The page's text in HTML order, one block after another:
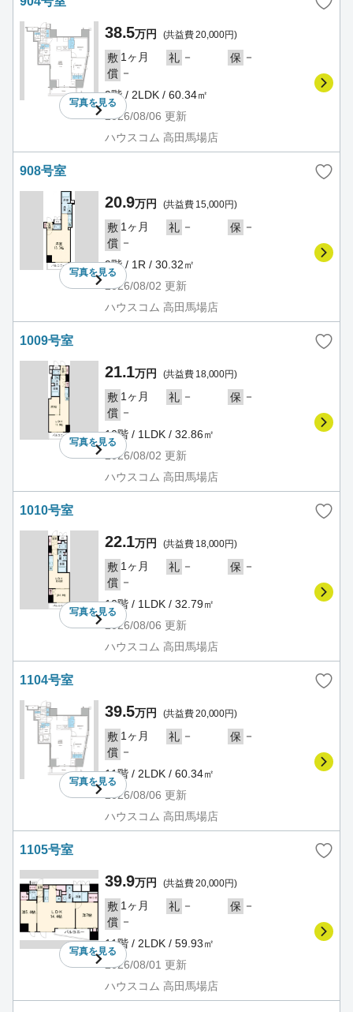
写真を見る
38.5万円 (共益費 20,000円)
敷 1ヶ月 礼 － 保 －
償 －
9階 / 2LDK / 60.34㎡
2026/08/06 更新
ハウスコム 高田馬場店
908号室
写真を見る
20.9万円 (共益費 15,000円)
敷 1ヶ月 礼 － 保 －
償 －
9階 / 1R / 30.32㎡
2026/08/02 更新
ハウスコム 高田馬場店
1009号室
写真を見る
21.1万円 (共益費 18,000円)
敷 1ヶ月 礼 － 保 －
償 －
10階 / 1LDK / 32.86㎡
2026/08/02 更新
ハウスコム 高田馬場店
1010号室
写真を見る
22.1万円 (共益費 18,000円)
敷 1ヶ月 礼 － 保 －
償 －
10階 / 1LDK / 32.79㎡
2026/08/06 更新
ハウスコム 高田馬場店
1104号室
写真を見る
39.5万円 (共益費 20,000円)
敷 1ヶ月 礼 － 保 －
償 －
11階 / 2LDK / 60.34㎡
2026/08/06 更新
ハウスコム 高田馬場店
1105号室
写真を見る
39.9万円 (共益費 20,000円)
敷 1ヶ月 礼 － 保 －
償 －
11階 / 2LDK / 59.93㎡
2026/08/01 更新
ハウスコム 高田馬場店